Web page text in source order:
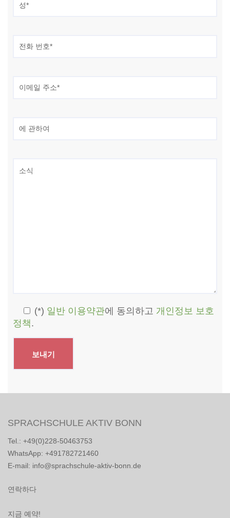
(*) 일반 이용약관에 동의하고 개인정보 보호
정책.
SPRACHSCHULE AKTIV BONN
Tel.: +49(0)228-50463753
WhatsApp: +491782721460
E-mail: info@sprachschule-aktiv-bonn.de
연락하다
지금 예약!